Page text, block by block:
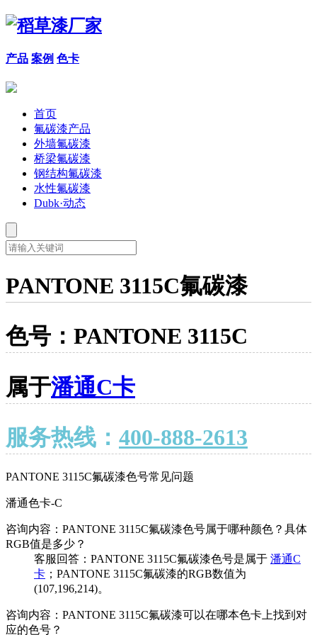
产品 案例 色卡
首页
氟碳漆产品
外墙氟碳漆
桥梁氟碳漆
钢结构氟碳漆
水性氟碳漆
Dubk·动态
PANTONE 3115C氟碳漆
色号：PANTONE 3115C
属于潘通C卡
服务热线： 400-888-2613
PANTONE 3115C氟碳漆色号常见问题
潘通色卡-C
咨询内容：PANTONE 3115C氟碳漆色号属于哪种颜色？具体
RGB值是多少？
客服回答：PANTONE 3115C氟碳漆色号是属于 潘通C
卡 ；PANTONE 3115C氟碳漆的RGB数值为
(107,196,214)。
咨询内容：PANTONE 3115C氟碳漆可以在哪本色卡上找到对
应的色号？